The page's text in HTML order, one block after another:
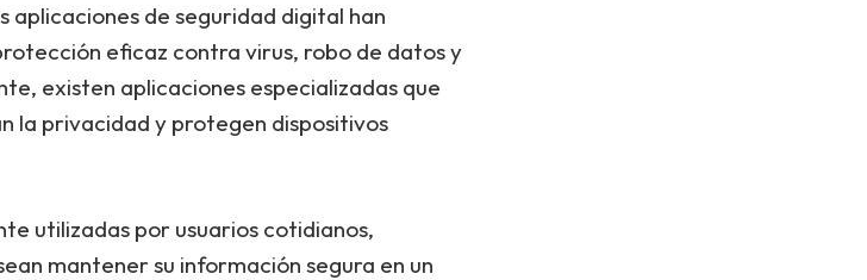
aplicaciones de seguridad digital han
eficaz contra virus, robo de datos y
existen aplicaciones especializadas que
la privacidad y protegen dispositivos
utilizadas por usuarios cotidianos,
mantener su información segura en un